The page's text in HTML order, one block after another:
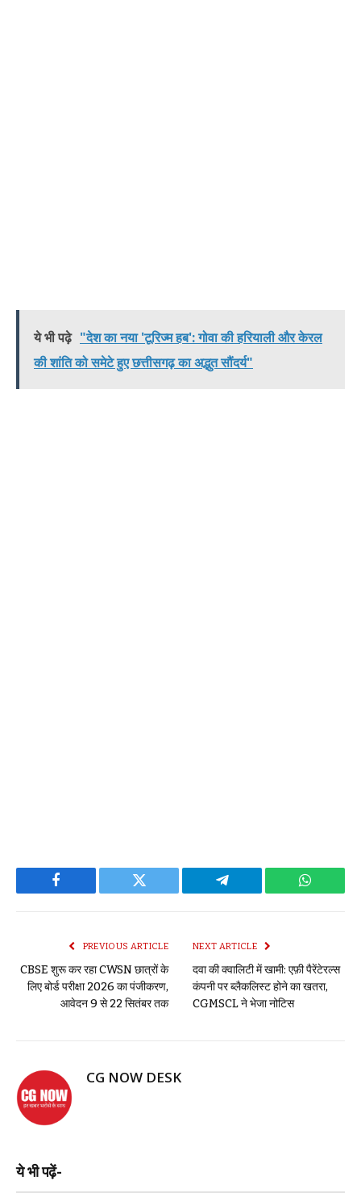
ये भी पढ़े "देश का नया 'टूरिज्म हब': गोवा की हरियाली और केरल
की शांति को समेटे हुए छत्तीसगढ़ का अद्भुत सौंदर्य"
Facebook Twitter Telegram
PREVIOUS ARTICLE
CBSE शुरू कर रहा CWSN छात्रों के
लिए बोर्ड परीक्षा 2026 का पंजीकरण,
आवेदन 9 से 22 सितंबर तक
NEXT ARTICLE
दवा की क्वालिटी में खामी: एफ़ी पैरेंटेरल्स
कंपनी पर ब्लैकलिस्ट होने का खतरा,
CGMSCL ने भेजा नोटिस
CG NOW DESK
ये भी पढ़ें-